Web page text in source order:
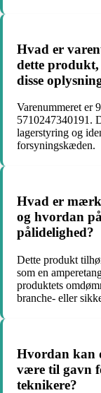
Hvad er
dette
disse
Varenummeret er
5710247340191.
lagerstyring og
forsyningskæden.
Hvad er
og hvordan
pålidelighed?
Dette produkt
som en
produktets
branche- eller
Hvordan kan
være til gavn
teknikere?